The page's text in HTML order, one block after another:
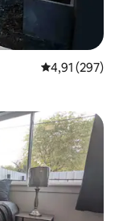
4,91 av 5 i
4,91 (297)